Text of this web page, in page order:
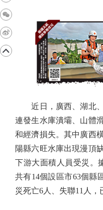
近日，廣西、湖北、
連發生水庫潰壩、山體
和經濟損失。其中廣西
陽縣六旺水庫出現漫頂
下游大面積人員受災。
共有14個設區市63個縣
災死亡6人、失聯11人，